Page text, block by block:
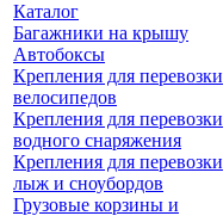
Каталог
Багажники на крышу
Автобоксы
Крепления для перевозки
велосипедов
Крепления для перевозки
водного снаряжения
Крепления для перевозки
лыж и сноубордов
Грузовые корзины и